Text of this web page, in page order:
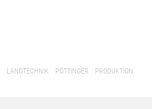
LANDTECHNIK PÖTTINGER PRODUKTION